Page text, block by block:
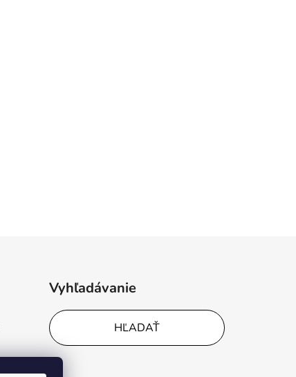
Vyhľadávanie
HĽADAŤ